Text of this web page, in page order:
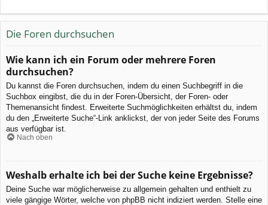
Die Foren durchsuchen
Wie kann ich ein Forum oder mehrere Foren
durchsuchen?
Du kannst die Foren durchsuchen, indem du einen Suchbegriff in die
Suchbox eingibst, die du in der Foren-Übersicht, der Foren- oder
Themenansicht findest. Erweiterte Suchmöglichkeiten erhältst du, indem
du den „Erweiterte Suche“-Link anklickst, der von jeder Seite des Forums
aus verfügbar ist.
Nach oben
Weshalb erhalte ich bei der Suche keine Ergebnisse?
Deine Suche war möglicherweise zu allgemein gehalten und enthielt zu
viele gängige Wörter, welche von phpBB nicht indiziert werden. Stelle eine